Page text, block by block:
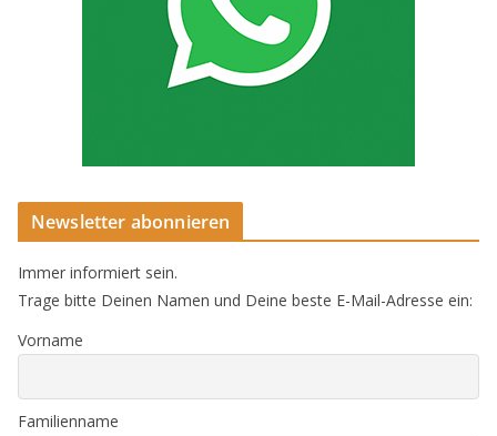
Newsletter abonnieren
Immer informiert sein.
Trage bitte Deinen Namen und Deine beste E-Mail-Adresse ein:
Vorname
Familienname